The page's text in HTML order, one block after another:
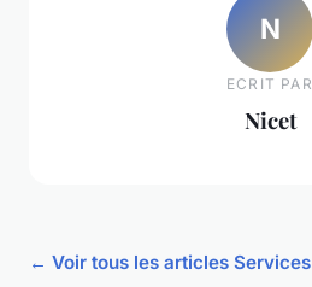
N
ECRIT PAR
Nicet
← Voir tous les articles Services